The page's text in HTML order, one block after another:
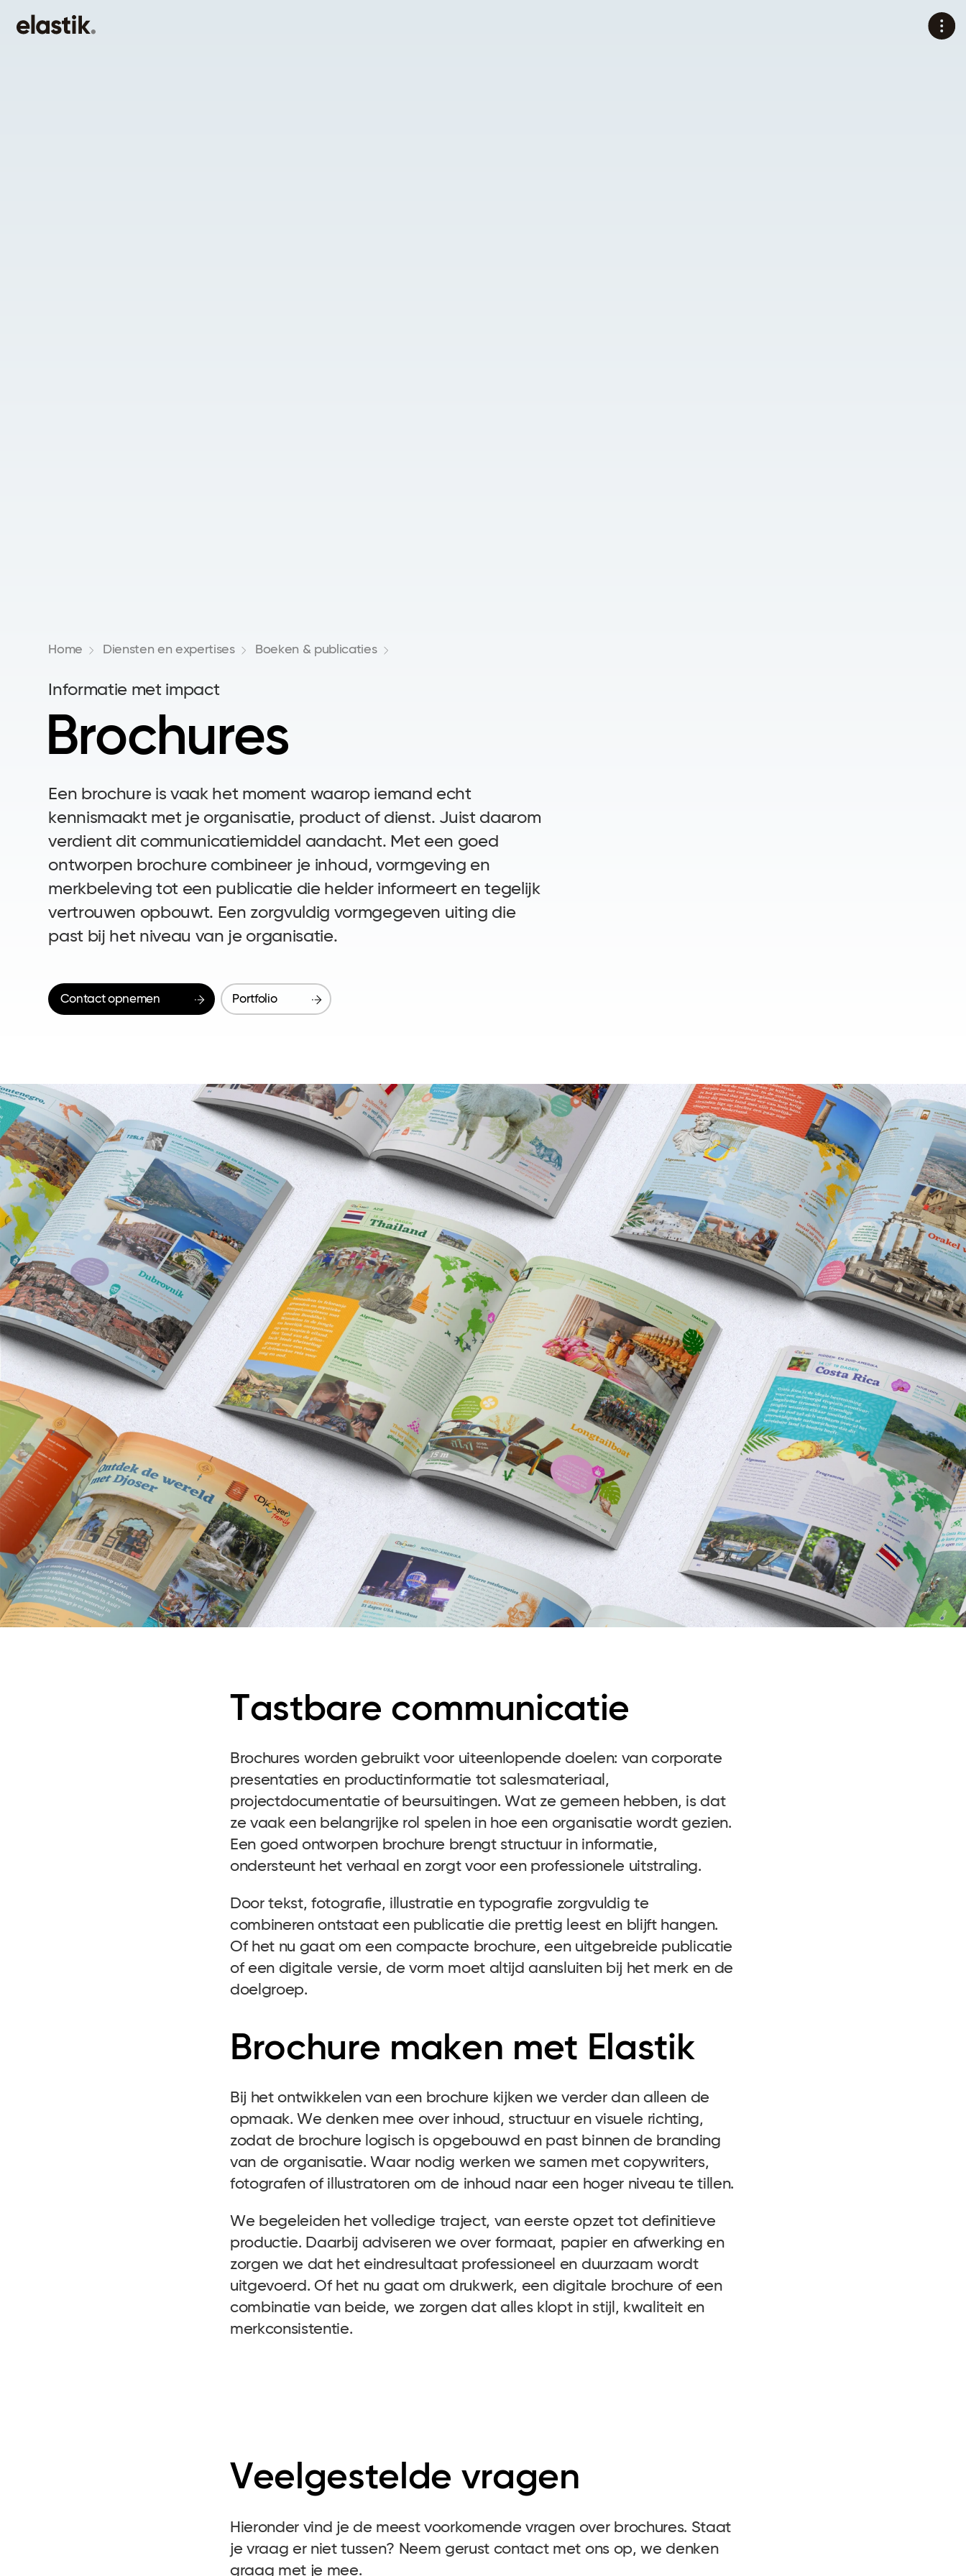
Home Diensten en expertises Boeken & publicaties
Informatie met impact
Brochures
Een brochure is vaak het moment waarop iemand echt
kennismaakt met je organisatie, product of dienst. Juist daarom
verdient dit communicatiemiddel aandacht. Met een goed
ontworpen brochure combineer je inhoud, vormgeving en
merkbeleving tot een publicatie die helder informeert en tegelijk
vertrouwen opbouwt. Een zorgvuldig vormgegeven uiting die
past bij het niveau van je organisatie.
Contact opnemen Portfolio
Tastbare communicatie
Brochures worden gebruikt voor uiteenlopende doelen: van corporate
presentaties en productinformatie tot salesmateriaal,
projectdocumentatie of beursuitingen. Wat ze gemeen hebben, is dat
ze vaak een belangrijke rol spelen in hoe een organisatie wordt gezien.
Een goed ontworpen brochure brengt structuur in informatie,
ondersteunt het verhaal en zorgt voor een professionele uitstraling.
Doortekst,fotografie, illustratie en typografie zorgvuldig te
combineren ontstaat een publicatie die prettig leest en blijft hangen.
Of het nu gaat om een compacte brochure, een uitgebreide publicatie
of een digitale versie, de vorm moet altijd aansluiten bij het merk en de
doelgroep.
Brochure maken met Elastik
Bij het ontwikkelen van een brochure kijken we verder dan alleen de
opmaak. We denken mee over inhoud, structuur en visuele richting,
zodat de brochure logisch is opgebouwd en past binnen de branding
van de organisatie. Waar nodig werken we samen met copywriters,
fotografen of illustratoren om de inhoud naar een hoger niveau te tillen.
We begeleiden het volledige traject, van eerste opzet tot definitieve
productie. Daarbij adviseren we over formaat, papier en afwerking en
zorgen we dat het eindresultaat professioneel en duurzaam wordt
uitgevoerd. Of het nu gaat omdrukwerk, een digitale brochure of een
combinatie van beide, we zorgen dat alles klopt in stijl, kwaliteit en
merkconsistentie.
Veelgestelde vragen
Hieronder vind je de meest voorkomende vragen over brochures. Staat
je vraag er niet tussen? Neem gerust contact met ons op, we denken
graag met je mee.